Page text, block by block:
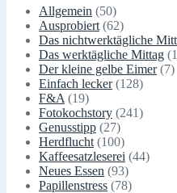
Allgemein (50)
Ausprobiert (62)
Das nichtwerktägliche
Das werktägliche Mittag
Der kleine gelbe Eimer(7)
Einfach lecker(128)
F&A (19)
Fotokochstory (241)
Genusstipp (27)
Herdflucht (100)
Kaffeesatzleserei (44)
Neues Essen (93)
Papillenstress (78)